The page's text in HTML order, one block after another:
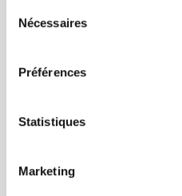
Nécessaires
Préférences
Statistiques
Marketing
confortable et
TAILLE